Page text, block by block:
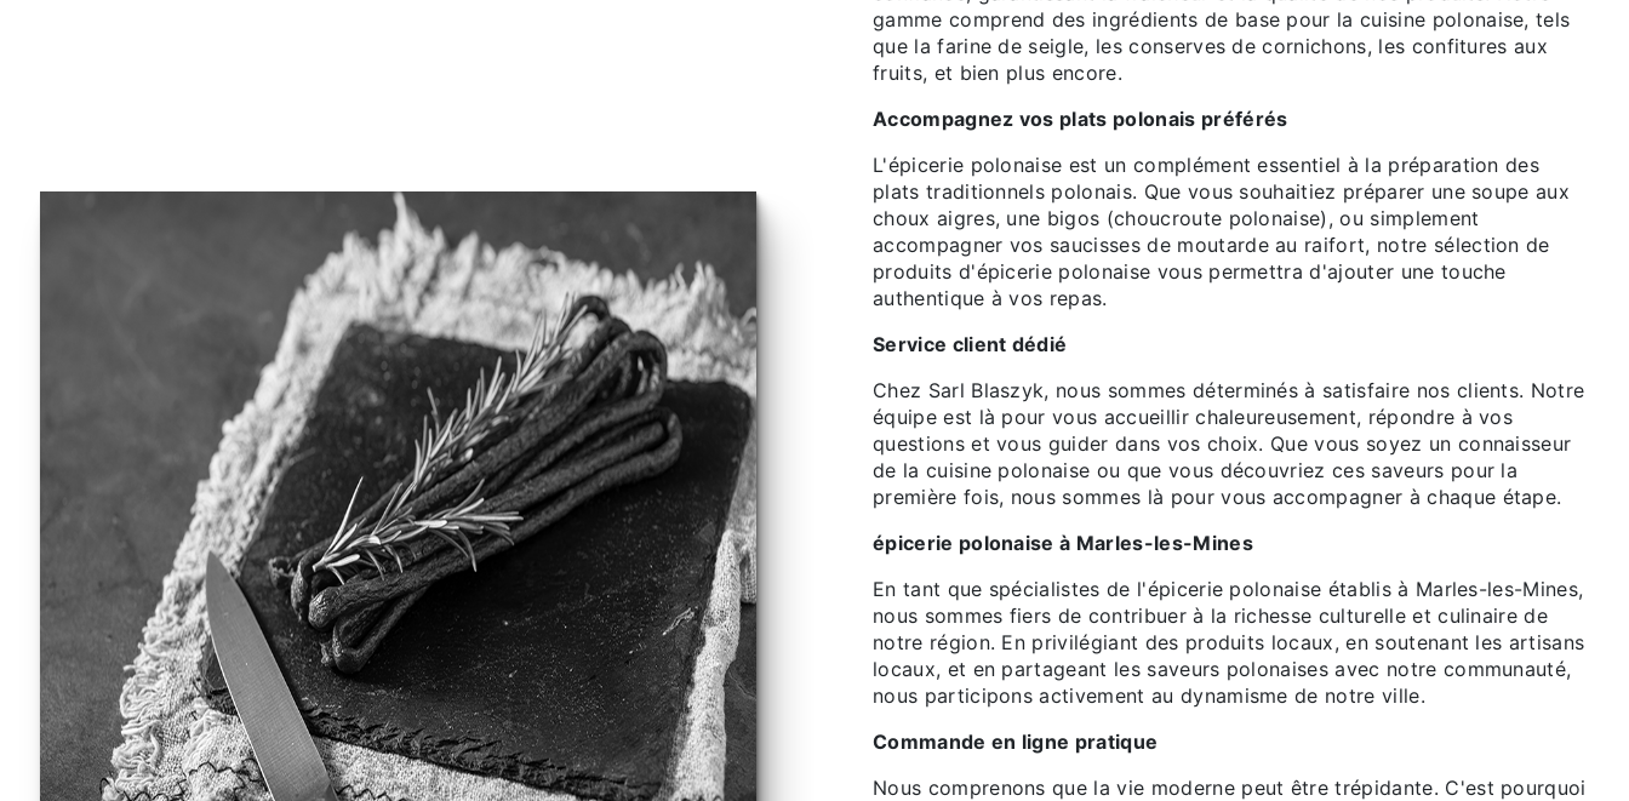
gamme comprend des ingrédients de base pour la cuisine polonaise, tels
que la farine de seigle, les conserves de cornichons, les confitures aux
fruits, et bien plus encore.
Accompagnez vos plats polonais préférés
L'épicerie polonaise est un complément essentiel à la préparation des
plats traditionnels polonais. Que vous souhaitiez préparer une soupe aux
choux aigres, une bigos (choucroute polonaise), ou simplement
accompagner vos saucisses de moutarde au raifort, notre sélection de
produits d'épicerie polonaise vous permettra d'ajouter une touche
authentique à vos repas.
Service client dédié
Chez Sarl Blaszyk, nous sommes déterminés à satisfaire nos clients. Notre
équipe est là pour vous accueillir chaleureusement, répondre à vos
questions et vous guider dans vos choix. Que vous soyez un connaisseur
de la cuisine polonaise ou que vous découvriez ces saveurs pour la
première fois, nous sommes là pour vous accompagner à chaque étape.
épicerie polonaise à Marles-les-Mines
En tant que spécialistes de l'épicerie polonaise établis à Marles-les-Mines,
nous sommes fiers de contribuer à la richesse culturelle et culinaire de
notre région. En privilégiant des produits locaux, en soutenant les artisans
locaux, et en partageant les saveurs polonaises avec notre communauté,
nous participons activement au dynamisme de notre ville.
Commande en ligne pratique
Nous comprenons que la vie moderne peut être trépidante. C'est pourquoi